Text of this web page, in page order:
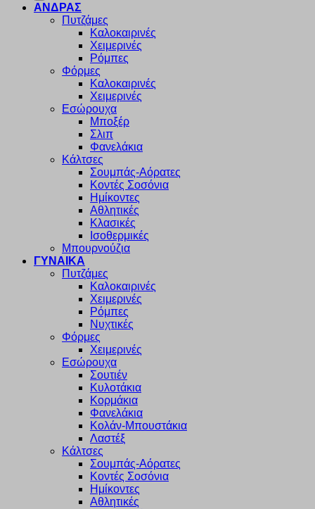
ΑΝΔΡΑΣ
Πυτζάμες
Καλοκαιρινές
Χειμερινές
Ρόμπες
Φόρμες
Καλοκαιρινές
Χειμερινές
Εσώρουχα
Μποξέρ
Σλιπ
Φανελάκια
Κάλτσες
Σουμπάς-Αόρατες
Κοντές Σοσόνια
Ημίκοντες
Αθλητικές
Κλασικές
Ισοθερμικές
Μπουρνούζια
ΓΥΝΑΙΚΑ
Πυτζάμες
Καλοκαιρινές
Χειμερινές
Ρόμπες
Νυχτικές
Φόρμες
Χειμερινές
Εσώρουχα
Σουτιέν
Κυλοτάκια
Κορμάκια
Φανελάκια
Κολάν-Μπουστάκια
Λαστέξ
Κάλτσες
Σουμπάς-Αόρατες
Κοντές Σοσόνια
Ημίκοντες
Αθλητικές